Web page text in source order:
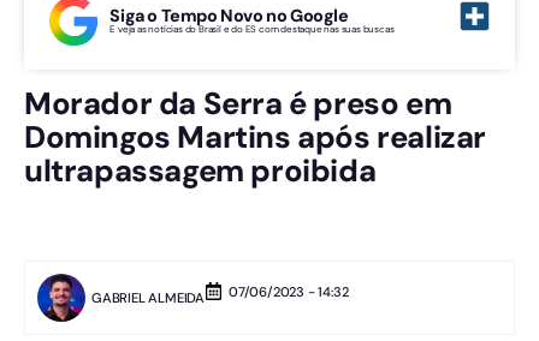
Siga o Tempo Novo no Google
E veja as notícias do Brasil e do ES com destaque nas suas buscas
Morador da Serra é preso em
Domingos Martins após realizar
ultrapassagem proibida
GABRIEL ALMEIDA 07/06/2023 - 14:32